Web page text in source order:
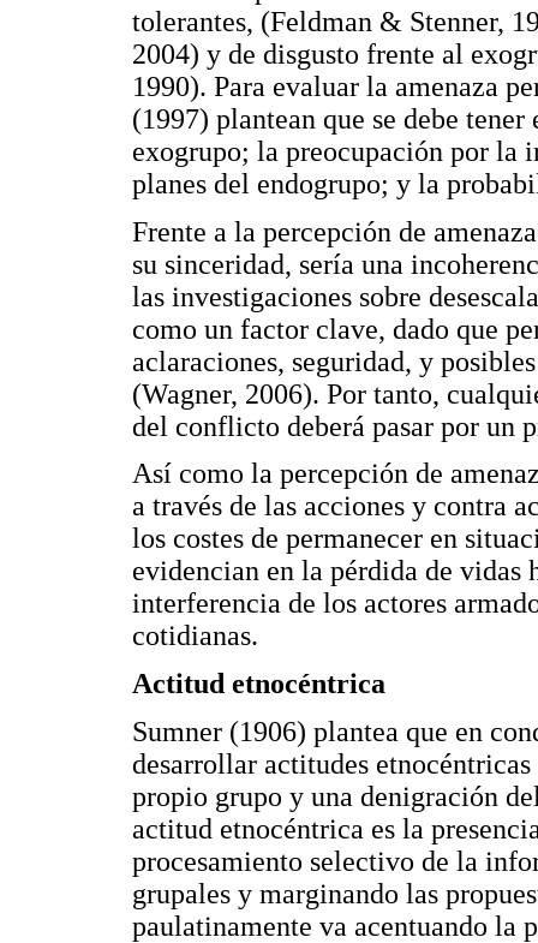
tolerantes, (Feldman & Stenner,
2004) y de disgusto frente al
1990). Para evaluar la amenaza
(1997) plantean que se debe
exogrupo; la preocupación por la
planes del endogrupo; y la
Frente a la percepción de
su sinceridad, sería una
las investigaciones sobre
como un factor clave, dado que
aclaraciones, seguridad, y
(Wagner, 2006). Por tanto,
del conflicto deberá pasar por un
Así como la percepción de
a través de las acciones y contra
los costes de permanecer en
evidencian en la pérdida de vidas
interferencia de los actores
cotidianas.
Actitud etnocéntrica
Sumner (1906) plantea que en
desarrollar actitudes
propio grupo y una denigración
actitud etnocéntrica es la
procesamiento selectivo de la
grupales y marginando las
paulatinamente va acentuando la